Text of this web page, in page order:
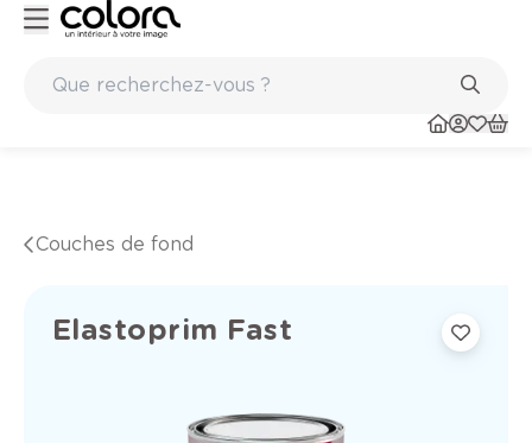
Couches de fond
Elastoprim Fast